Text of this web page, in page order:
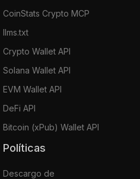
CoinStats Crypto MCP
llms.txt
Crypto Wallet API
Solana Wallet API
EVM Wallet API
DeFi API
Bitcoin (xPub) Wallet API
Políticas
Descargo de